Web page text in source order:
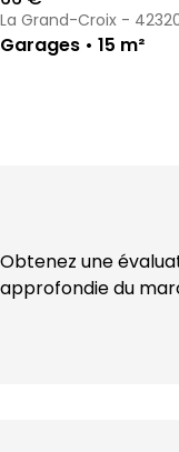
La Grand-Croix -
Garages • 15 m²
Obtenez une
approfondie du